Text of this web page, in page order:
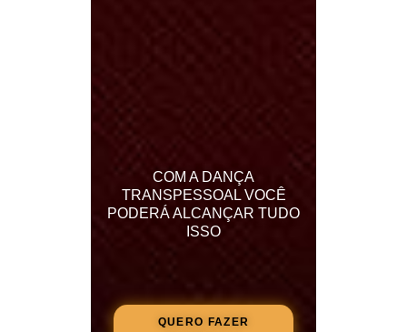
COM A DANÇA
TRANSPESSOAL VOCÊ
PODERÁ ALCANÇAR TUDO
ISSO
QUERO FAZER